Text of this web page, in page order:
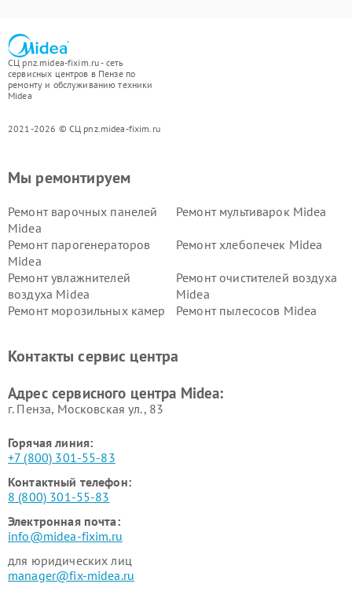
СЦ pnz.midea-fixim.ru - сеть
сервисных центров в Пензе по
ремонту и обслуживанию техники
Midea
2021-2026 © СЦ pnz.midea-fixim.ru
Мы ремонтируем
Ремонт варочных панелей
Midea
Ремонт мультиварок Midea
Ремонт парогенераторов
Midea
Ремонт хлебопечек Midea
Ремонт увлажнителей
воздуха Midea
Ремонт очистителей воздуха
Midea
Ремонт морозильных камер
Ремонт пылесосов Midea
пылесосов Midea
Midea
Контакты сервис центра
Адрес сервисного центра Midea:
г. Пенза, Московская ул., 83
Горячая линия:
+7 (800) 301-55-83
Контактный телефон:
8 (800) 301-55-83
Электронная почта:
info@midea-fixim.ru
для юридических лиц
manager@fix-midea.ru